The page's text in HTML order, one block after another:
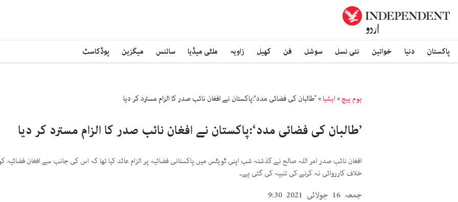
پاکستان دنیا خواتین نئی نسل سوشل فن کھیل زاویہ ملٹی میڈیا سائنس میگزین پوڈکاسٹ
ہوم پیچ» ایشیا» ’طالبان کی فضائی مدد‘:پاکستان نے افغان نائب صدر کا الزام مسترد کر دیا
’طالبان کی فضائی مدد‘:پاکستان نے افغان نائب صدر کا الزام مسترد کر دیا
افغان نائب صدر امر اللہ صالح نے گذشتہ شب اپنی ٹویٹس میں پاکستانی فضائیہ پر الزام عائد کیا تھا کہ اس کی جانب سے افغان
خلاف کارروائی نہ کرنے کی تنبیہ کی گئی ہے۔
جمعہ 16 جولائی 2021 9:30